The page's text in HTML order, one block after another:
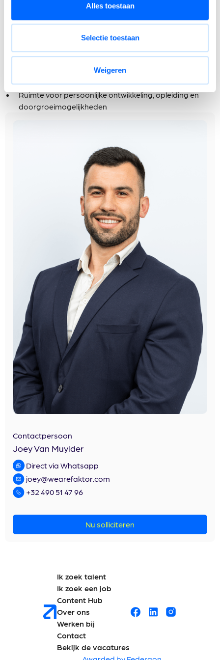
Alles toestaan
Selectie toestaan
Weigeren
Een uitdagende managementfunctie met veel
De mogelijkheid om technische verbeteringen en
investeringsprojecten mee vorm te geven
Een stabiele en innovatieve werkomgeving binnen een
Ruimte voor persoonlijke ontwikkeling, opleiding en
doorgroeimogelijkheden
Contactpersoon
Joey Van Muylder
Direct via Whatsapp
joey@wearefaktor.com
+32 490 51 47 96
Nu solliciteren
Ik zoek talent
Ik zoek een job
Content Hub
Over ons
Werken bij
Contact
Bekijk de vacatures